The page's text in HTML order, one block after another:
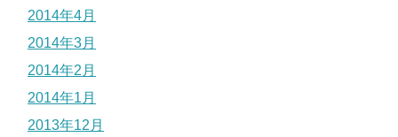
2014年4月
2014年3月
2014年2月
2014年1月
2013年12月